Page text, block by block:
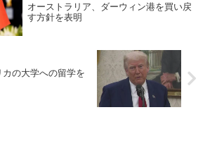
オーストラリア、ダーウィン港を買い戻
す方針を表明
カの大学への留学を